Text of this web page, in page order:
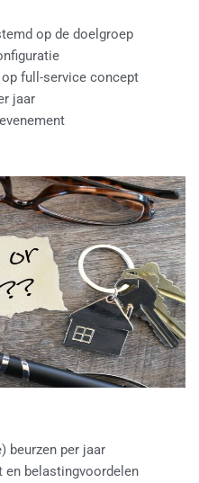
op de doelgroep
full-service concept
jaar
beurzen per jaar
belastingvoordelen